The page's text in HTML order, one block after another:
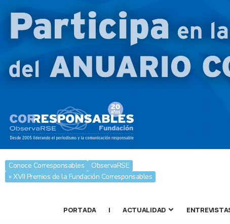
Conoce Corresponsables
ObservaRSE
» XVII Premios de la Fundación Corresponsables
PORTADA | ACTUALIDAD